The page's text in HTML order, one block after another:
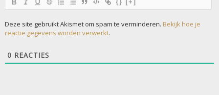
{} [+]
Deze site gebruikt Akismet om spam te verminderen. Bekijk hoe je
reactie gegevens worden verwerkt.
0 REACTIES